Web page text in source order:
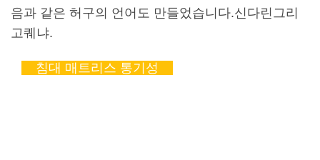
음과 같은 허구의 언어도 만들었습니다.신다린그리
고퀘냐.
침대 매트리스 통기성